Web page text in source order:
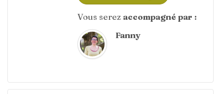
Vous serez accompagné par :
Fanny